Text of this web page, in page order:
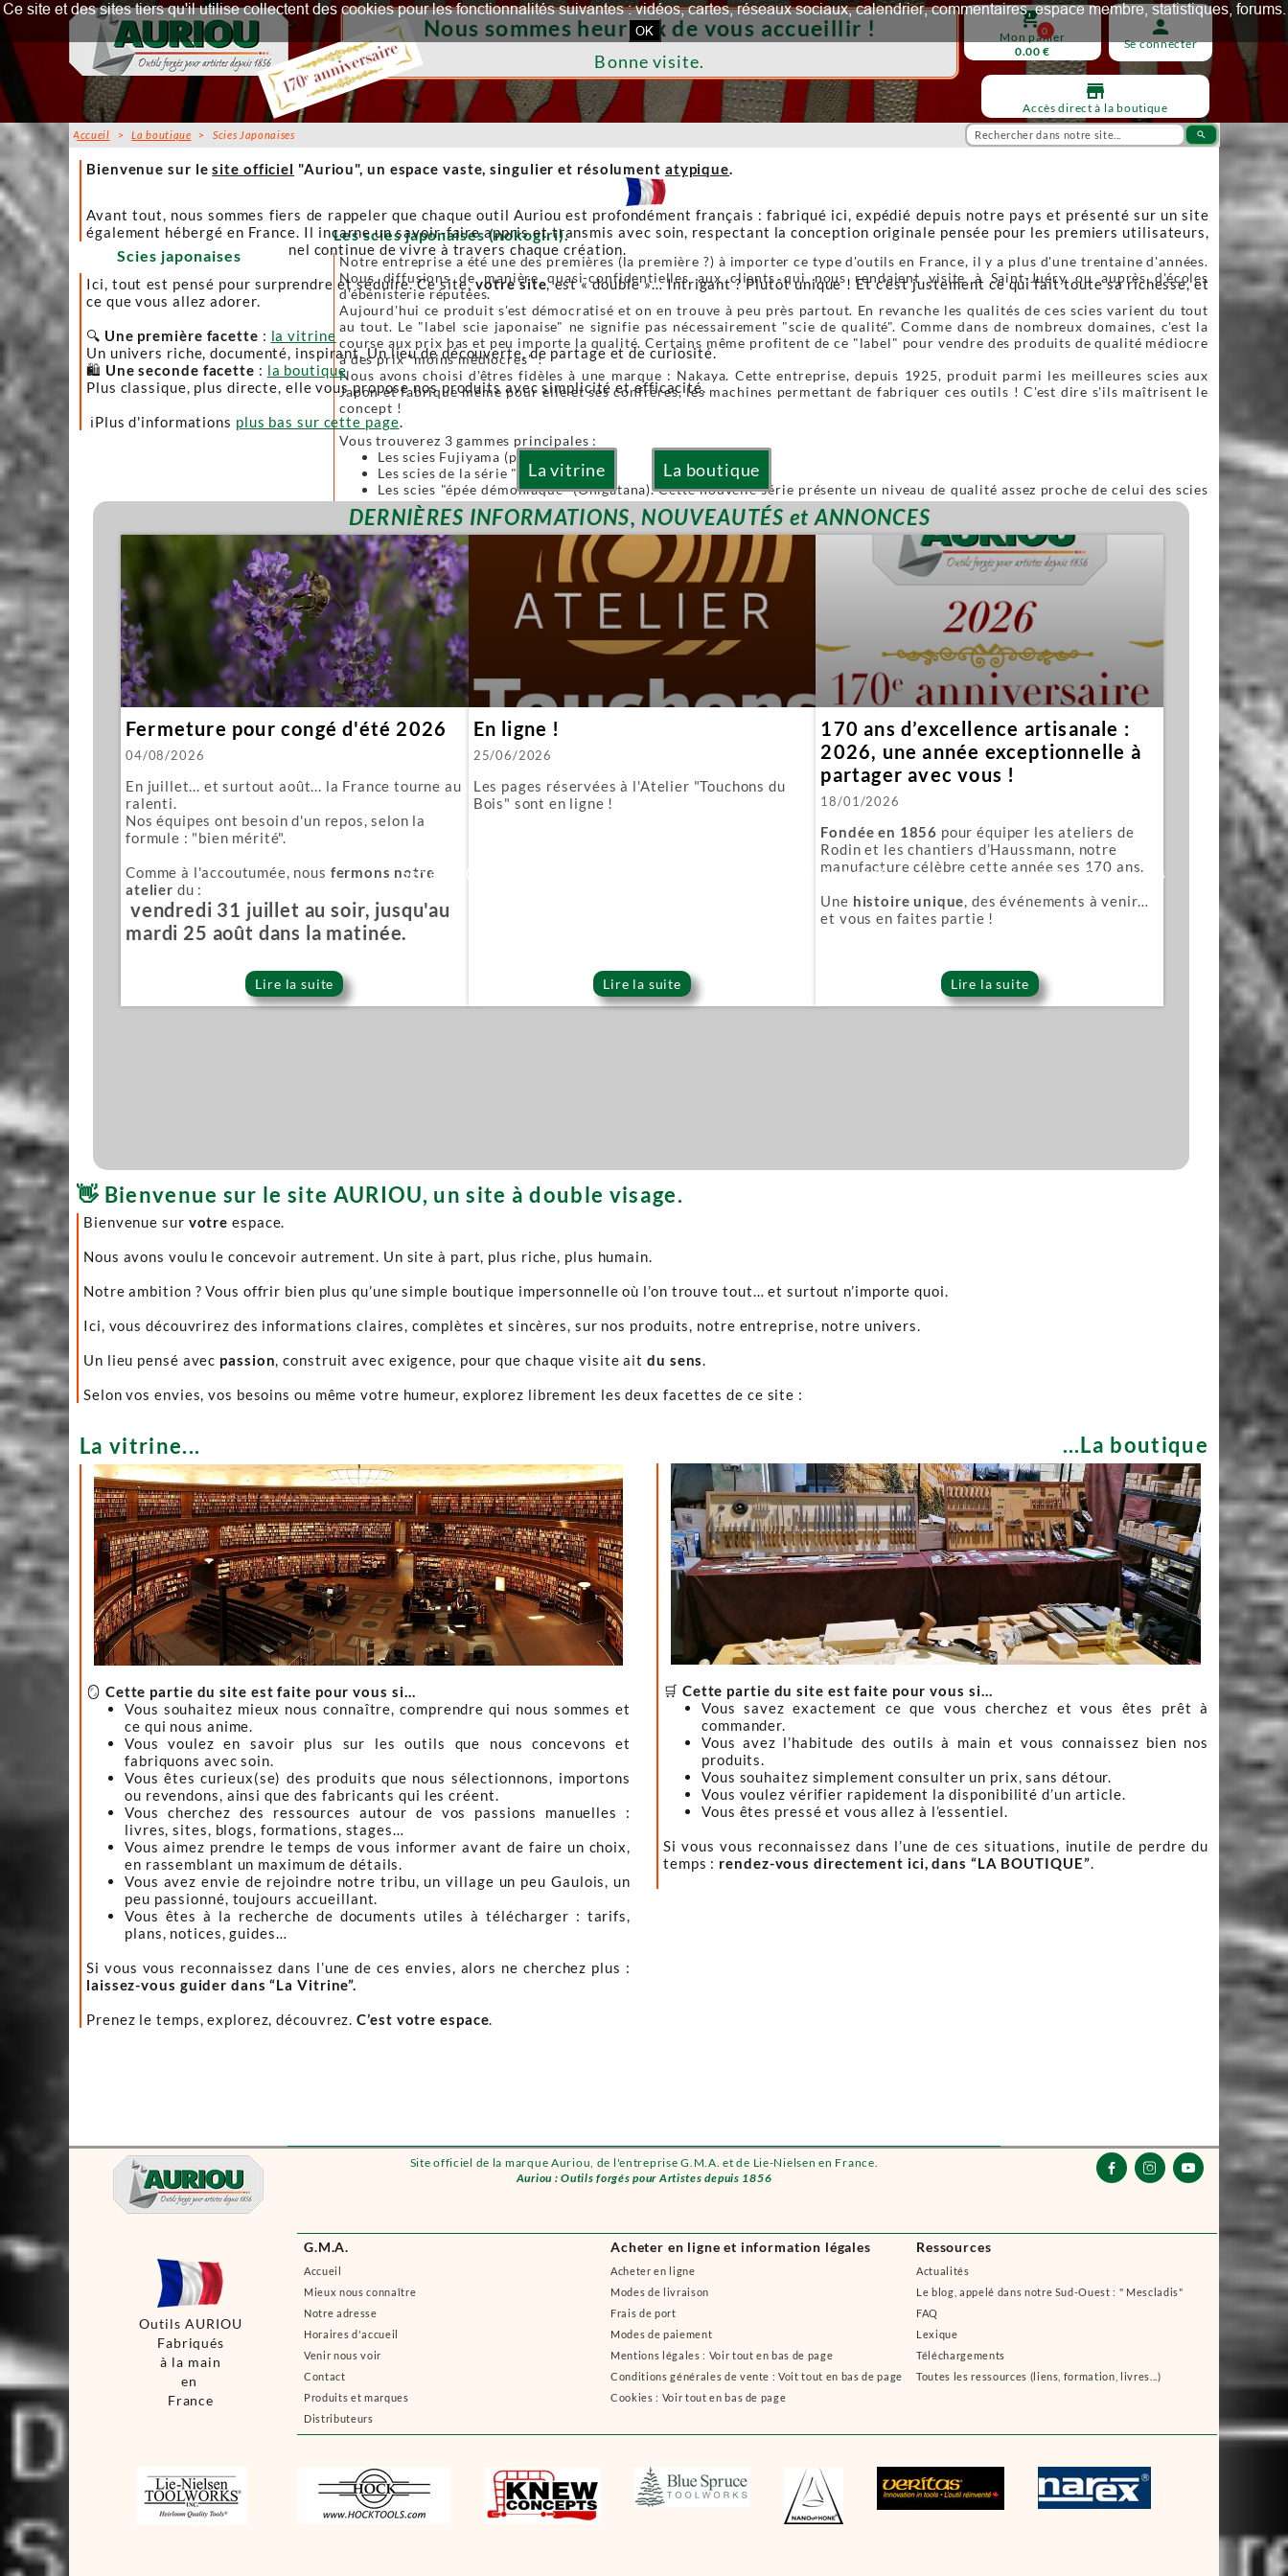
Site officiel de la marque Auriou, de l'entreprise G.M.A. et de Lie-Nielsen en France.
Auriou : Outils forgés pour Artistes depuis 1856
search
person
Se connecter
shopping_cart
0
Mon panier
0.00 €
La vitrine La boutique
G.M.A.
Accueil
Mieux nous connaître
Notre adresse
Horaires d'accueil
Venir nous voir
Contact
Produits et marques
Distributeurs
Acheter en ligne et information légales
Acheter en ligne
Modes de livraison
Frais de port
Modes de paiement
Mentions légales : Voir tout en bas de page
Conditions générales de vente : Voit tout en bas de page
Cookies : Voir tout en bas de page
Ressources
Actualités
Le blog, appelé dans notre Sud-Ouest : " Mescladis"
FAQ
Lexique
Téléchargements
Toutes les ressources (liens, formation, livres...)
  
Outils AURIOU
Fabriqués
à la main
en
France
Accueil >La boutique > Scies Japonaises
Les scies japonaises (nokogiri).
Notre entreprise a été une des premières (la première ?) à importer ce type d'outils en France, il y a plus d'une trentaine d'années.
Nous diffusions de manière quasi-confidentielles aux clients qui nous rendaient visite à Saint-Juéry ou auprès d'écoles
d'ébénisterie réputées.
Aujourd'hui ce produit s'est démocratisé et on en trouve à peu près partout. En revanche les qualités de ces scies varient du tout
au tout. Le "label scie japonaise" ne signifie pas nécessairement "scie de qualité". Comme dans de nombreux domaines, c'est la
course aux prix bas et peu importe la qualité. Certains même profitent de ce "label" pour vendre des produits de qualité médiocre
à des prix "moins médiocres" !
Nous avons choisi d'êtres fidèles à une marque : Nakaya. Cette entreprise, depuis 1925, produit parmi les meilleures scies aux
Japon et fabrique même pour elle et ses confrères, les machines permettant de fabriquer ces outils ! C'est dire s'ils maîtrisent le
concept !
Vous trouverez 3 gammes principales :
Les scies Fujiyama (pliables)
Les scies de la série "Or" (Gold)
Les scies "épée démoniaque" (Onigatana). Cette nouvelle série présente un niveau de qualité assez proche de celui des scies
forgées à la main tout en conservant l'avantage d'une lame interchangeable.
Toutes ces scies sont à lames interchangeables.
Nous vous proposons aussi quelques produits spécifiques :
Mawashibiki : l'équivalent japonais de nos scies à guichet.
Kughikii : parfaite pour araser les tenons.
Évidemment nous fournissons aussi toutes les lames de rechange.
Scies japonaises
Série Or (Gold series) Épée démoniaque (Onigatana) Lames pour scies japonaises
Nous sommes heureux de vous accueillir !
Bonne visite.
store
Accès direct à la boutique
Accueil
Bienvenue sur lesite officiel "Auriou", un espace vaste, singulier et résolument atypique.
Avant tout, nous sommes fiers de rappeler que chaque outil Auriou est profondément français : fabriqué ici, expédié depuis notre pays et présenté sur un site
également hébergé en France. Il incarne un savoir-faire appris et transmis avec soin, respectant la conception originale pensée pour les premiers utilisateurs,
afin que l’artisanat traditionnel continue de vivre à travers chaque création.
Ici, tout est pensé pour surprendre et séduire. Ce site,votre site, est « double »… Intrigant ? Plutôt unique ! Et c’est justement ce qui fait toute sa richesse, et
ce que vous allez adorer.
🔍 Une première facette : la vitrine
Un univers riche, documenté, inspirant. Un lieu de découverte, de partage et de curiosité.
🛍️ Une seconde facette : la boutique
Plus classique, plus directe, elle vous propose nos produits avec simplicité et efficacité.
ℹ️Plus d'informations plus bas sur cette page.
DERNIÈRES INFORMATIONS, NOUVEAUTÉS et ANNONCES
Fermeture pour congé d'été 2026
04/08/2026
En juillet... et surtout août... la France tourne au
ralenti.
Nos équipes ont besoin d'un repos, selon la
formule : "bien mérité".
Comme à l'accoutumée, nous fermons notre
atelier du :
vendredi 31 juillet au soir, jusqu'au
mardi 25 août dans la matinée.
Lire la suite
En ligne !
25/06/2026
Les pages réservées à l'Atelier "Touchons du
Bois" sont en ligne !
Lire la suite
170 ans d’excellence artisanale :
2026, une année exceptionnelle à
partager avec vous !
18/01/2026
Fondée en 1856 pour équiper les ateliers de
Rodin et les chantiers d’Haussmann, notre
manufacture célèbre cette année ses 170 ans.
Une histoire unique, des événements à venir…
et vous en faites partie !
Lire la suite
👋 Bienvenue sur le site AURIOU, un site à double visage.
Bienvenue sur votreespace.
Nous avons voulu le concevoir autrement. Un site à part, plus riche, plus humain.
Notre ambition ? Vous offrir bien plus qu’une simple boutique impersonnelle où l’on trouve tout… et surtout n’importe quoi.
Ici, vous découvrirez des informations claires, complètes et sincères, sur nos produits, notre entreprise, notre univers.
Un lieu pensé avec passion, construit avec exigence, pour que chaque visite aitdu sens.
Selon vos envies, vos besoins ou même votre humeur, explorez librement les deux facettes de ce site :
...La boutique
🛒 Cette partie du site est faite pour vous si…
Vous savez exactement ce que vous cherchez et vous êtes prêt à
commander.
Vous avez l’habitude des outils à main et vous connaissez bien nos
produits.
Vous souhaitez simplement consulter un prix, sans détour.
Vous voulez vérifier rapidement la disponibilité d’un article.
Vous êtes pressé et vous allez à l’essentiel.
Si vous vous reconnaissez dans l’une de ces situations, inutile de perdre du
temps : rendez-vous directement ici, dans “LA BOUTIQUE”.
La vitrine...
🪞 Cette partie du site est faite pour vous si…
Vous souhaitez mieux nous connaître, comprendre qui nous sommes et
ce qui nous anime.
Vous voulez en savoir plus sur les outils que nous concevons et
fabriquons avec soin.
Vous êtes curieux(se) des produits que nous sélectionnons, importons
ou revendons, ainsi que des fabricants qui les créent.
Vous cherchez des ressources autour de vos passions manuelles :
livres, sites, blogs, formations, stages…
Vous aimez prendre le temps de vous informer avant de faire un choix,
en rassemblant un maximum de détails.
Vous avez envie de rejoindre notre tribu, un village un peu Gaulois, un
peu passionné, toujours accueillant.
Vous êtes à la recherche de documents utiles à télécharger : tarifs,
plans, notices, guides…
Si vous vous reconnaissez dans l’une de ces envies, alors ne cherchez plus :
laissez-vous guider dans “La Vitrine”.
Prenez le temps, explorez, découvrez.C’est votre espace.
Ce site et des sites tiers qu'il utilise collectent des cookies pour les fonctionnalités suivantes : vidéos, cartes, réseaux sociaux, calendrier, commentaires, espace membre, statistiques, forums.
OK